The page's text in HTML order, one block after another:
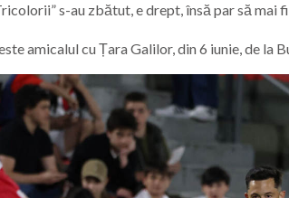
s-au zbătut, e drept, însă par să mai
amicalul cu Țara Galilor, din 6 iunie, de la